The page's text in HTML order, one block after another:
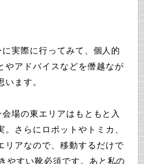
やアドバイスなどを僭越なが
さらにロボットやトミカ、
リアなので、移動するだけで
やすい靴必須です。あと私の